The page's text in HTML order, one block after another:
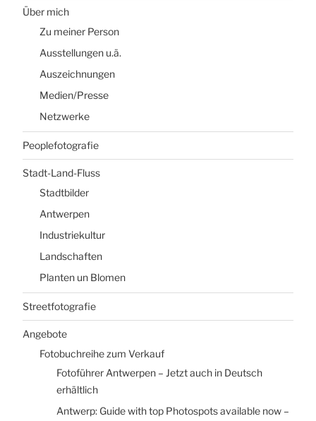
Über mich
Zu meiner Person
Ausstellungen u.ä.
Auszeichnungen
Medien/Presse
Netzwerke
Peoplefotografie
Stadt-Land-Fluss
Stadtbilder
Antwerpen
Industriekultur
Landschaften
Planten un Blomen
Streetfotografie
Angebote
Fotobuchreihe zum Verkauf
Fotoführer Antwerpen – Jetzt auch in Deutsch
erhältlich
Antwerp: Guide with top Photospots available now –